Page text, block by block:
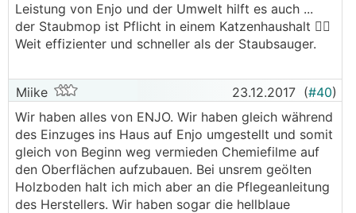
Leistung von Enjo und der Umwelt hilft es auch ...
der Staubmop ist Pflicht in einem Katzenhaushalt 👍🏻
Weit effizienter und schneller als der Staubsauger.
Miike 23.12.2017 (#40)
Wir haben alles von ENJO. Wir haben gleich während
des Einzuges ins Haus auf Enjo umgestellt und somit
gleich von Beginn weg vermieden Chemiefilme auf
den Oberflächen aufzubauen. Bei unsrem geölten
Holzboden halt ich mich aber an die Pflegeanleitung
des Herstellers. Wir haben sogar die hellblaue